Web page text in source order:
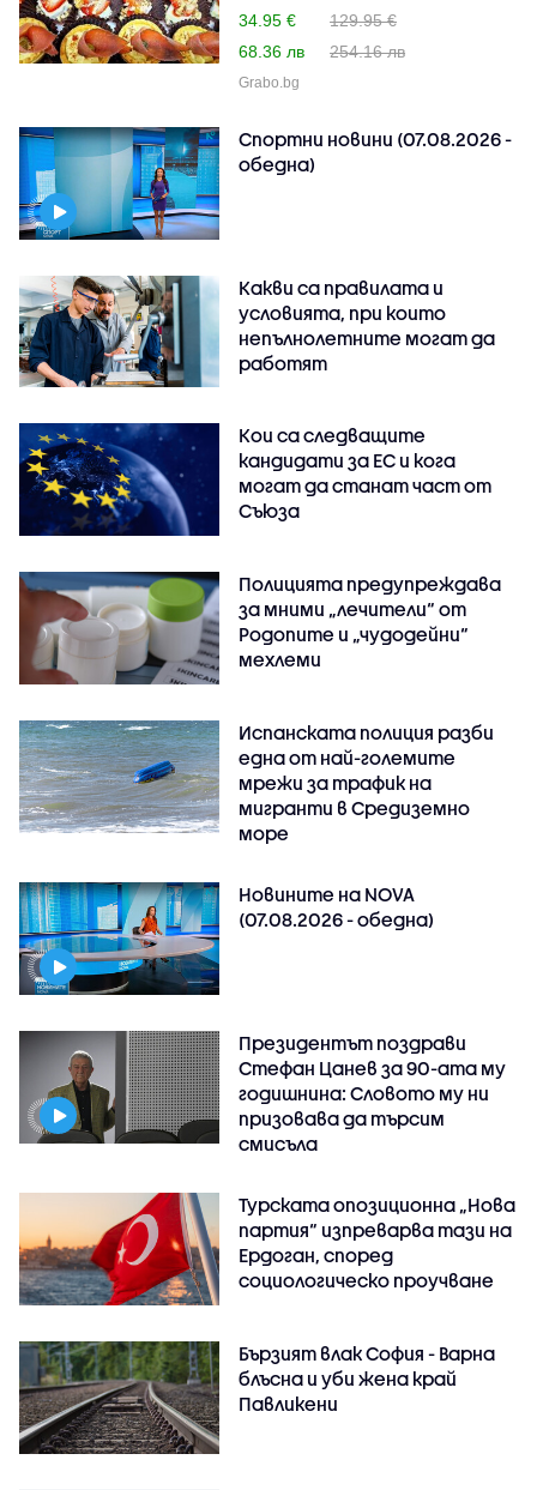
34.95 €
129.95 €
68.36 лв
254.16 лв
Grabo.bg
Спортни новини (07.08.2026 -
обедна)
Какви са правилата и
условията, при които
непълнолетните могат да
работят
Кои са следващите
кандидати за ЕС и кога
могат да станат част от
Съюза
Полицията предупреждава
за мними „лечители“ от
Родопите и „чудодейни“
мехлеми
Испанската полиция разби
една от най-големите
мрежи за трафик на
мигранти в Средиземно
море
Новините на NOVA
(07.08.2026 - обедна)
Президентът поздрави
Стефан Цанев за 90-ата му
годишнина: Словото му ни
призовава да търсим
смисъла
Турската опозиционна „Нова
партия“ изпреварва тази на
Ердоган, според
социологическо проучване
Бързият влак София - Варна
блъсна и уби жена край
Павликени